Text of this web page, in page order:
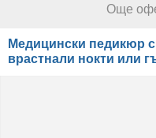
Още
Медицински педикюр
врастнали нокти или